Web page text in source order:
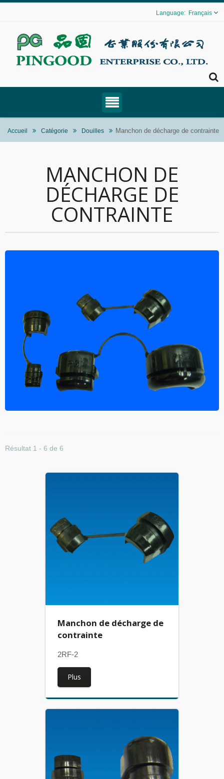
Français
Accueil Catégorie Douilles Manchon de décharge de contrainte
MANCHON DE
DÉCHARGE DE
CONTRAINTE
Résultat 1 - 6 de 6
Manchon de décharge de
contrainte
2RF-2
Plus